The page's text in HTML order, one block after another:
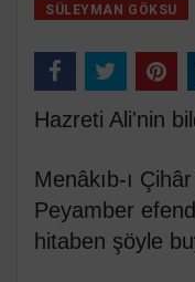
SÜLEYMAN GÖKSU
Hazreti Ali'nin
Menâkıb-ı
Peyamber
hitaben şöyle